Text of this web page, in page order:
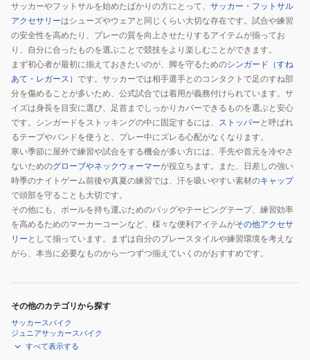
サッカーやフットサルを始めたばかりの方にとって、 サッカー・フットサル
アクセサリーはシューズやウェアと同じくらい大切な存在です。試合や練習
の安全性を高めたり、プレーの質を向上させたりするアイテムが揃ってお
り、自分に合ったものを選ぶことで競技をより楽しむことができます。
まず初心者が最初に揃えておきたいのが、脚を守るためのシンガード（すね
あて・レガース） です。サッカーでは相手選手とのコンタクトで足のすね部
分を傷めることが多いため、公式試合では着用が義務付けられています。サ
イズは身長を目安に選び、足首までしっかりカバーできるものを選ぶと安心
です。シンガードをストッキングの中に固定するには、 ストッパー と呼ばれ
るテープやバンドを使うと、プレー中にズレる心配がなくなります。
寒い季節に屋外で練習や試合をする機会が多い方には、手先や首元を冷やさ
ないためのグローブやネックウォーマーが役立ちます。また、日差しの強い
時季のナイトゲーム前後や真夏の練習では、汗を吸いやすい素材のキャップ
で頭部を守ることも大切です。
その他にも、ボールを持ち運ぶためのバッグやテーピングテープ、練習効率
を高めるためのマーカーコーンなど、様々な便利アイテムがその他アクセサ
リー として揃っています。まずは自分のプレースタイルや練習環境を考えな
がら、本当に必要なものから一つずつ揃えていくのがおすすめです。
その他のカテゴリから探す
サッカースパイク
ジュニアサッカースパイク
すべて表示する